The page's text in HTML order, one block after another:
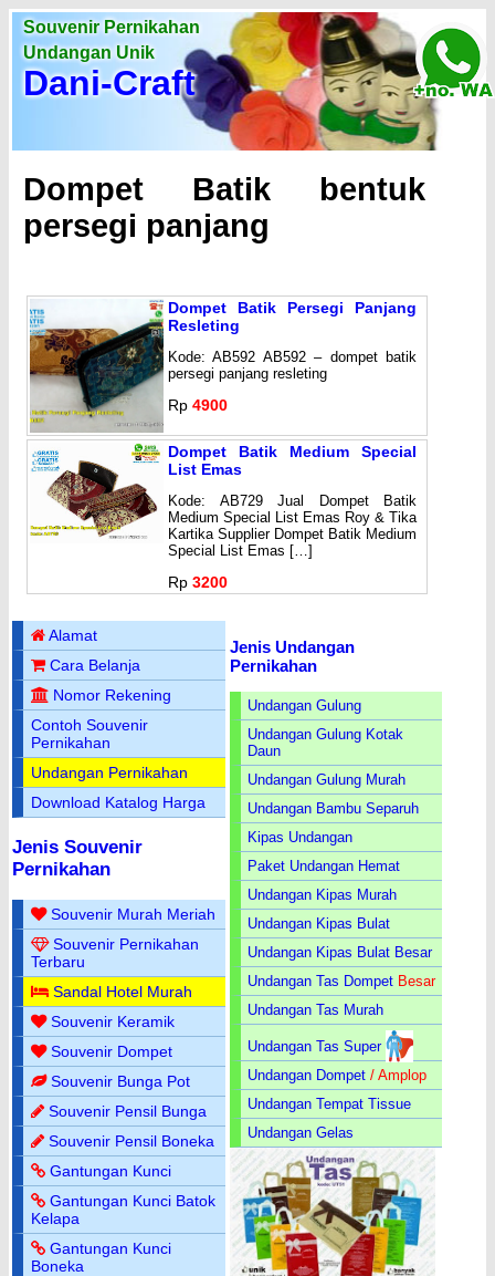
Souvenir Pernikahan
Undangan Unik
Dani-Craft
Dompet Batik bentuk
persegi panjang
Dompet Batik Persegi Panjang
Resleting
Kode: AB592 AB592 – dompet batik
persegi panjang resleting
Rp 4900
Dompet Batik Medium Special
List Emas
Kode: AB729 Jual Dompet Batik
Medium Special List Emas Roy & Tika
Kartika Supplier Dompet Batik Medium
Special List Emas […]
Rp 3200
Alamat
Cara Belanja
Nomor Rekening
Contoh Souvenir
Pernikahan
Undangan Pernikahan
Download Katalog Harga
Jenis Souvenir
Pernikahan
Souvenir Murah Meriah
Souvenir Pernikahan
Terbaru
Sandal Hotel Murah
Souvenir Keramik
Souvenir Dompet
Souvenir Bunga Pot
Souvenir Pensil Bunga
Souvenir Pensil Boneka
Gantungan Kunci
Gantungan Kunci Batok
Kelapa
Gantungan Kunci
Boneka
Jenis Undangan
Pernikahan
Undangan Gulung
Undangan Gulung Kotak
Daun
Undangan Gulung Murah
Undangan Bambu Separuh
Kipas Undangan
Paket Undangan Hemat
Undangan Kipas Murah
Undangan Kipas Bulat
Undangan Kipas Bulat Besar
Undangan Tas Dompet Besar
Undangan Tas Murah
Undangan Tas Super
Undangan Dompet / Amplop
Undangan Tempat Tissue
Undangan Gelas